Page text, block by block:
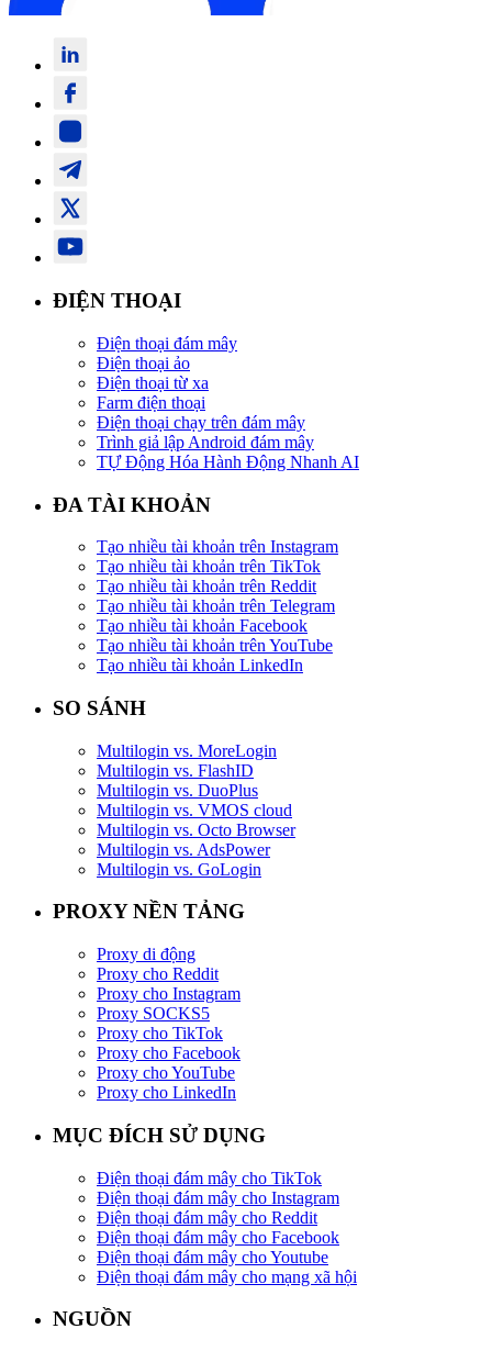
ĐIỆN THOẠI
Điện thoại đám mây
Điện thoại ảo
Điện thoại từ xa
Farm điện thoại
Điện thoại chạy trên đám mây
Trình giả lập Android đám mây
TỰ Động Hóa Hành Động Nhanh AI
ĐA TÀI KHOẢN
Tạo nhiều tài khoản trên Instagram
Tạo nhiều tài khoản trên TikTok
Tạo nhiều tài khoản trên Reddit
Tạo nhiều tài khoản trên Telegram
Tạo nhiều tài khoản Facebook
Tạo nhiều tài khoản trên YouTube
Tạo nhiều tài khoản LinkedIn
SO SÁNH
Multilogin vs. MoreLogin
Multilogin vs. FlashID
Multilogin vs. DuoPlus
Multilogin vs. VMOS cloud
Multilogin vs. Octo Browser
Multilogin vs. AdsPower
Multilogin vs. GoLogin
PROXY NỀN TẢNG
Proxy di động
Proxy cho Reddit
Proxy cho Instagram
Proxy SOCKS5
Proxy cho TikTok
Proxy cho Facebook
Proxy cho YouTube
Proxy cho LinkedIn
MỤC ĐÍCH SỬ DỤNG
Điện thoại đám mây cho TikTok
Điện thoại đám mây cho Instagram
Điện thoại đám mây cho Reddit
Điện thoại đám mây cho Facebook
Điện thoại đám mây cho Youtube
Điện thoại đám mây cho mạng xã hội
NGUỒN